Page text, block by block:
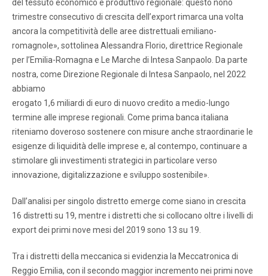
del tessuto economico e produttivo regionale: questo nono
trimestre consecutivo di crescita dell’export rimarca una volta
ancora la competitività delle aree distrettuali emiliano-
romagnole», sottolinea Alessandra Florio, direttrice Regionale
per l’Emilia-Romagna e Le Marche di Intesa Sanpaolo. Da parte
nostra, come Direzione Regionale di Intesa Sanpaolo, nel 2022
abbiamo
erogato 1,6 miliardi di euro di nuovo credito a medio-lungo
termine alle imprese regionali. Come prima banca italiana
riteniamo doveroso sostenere con misure anche straordinarie le
esigenze di liquidità delle imprese e, al contempo, continuare a
stimolare gli investimenti strategici in particolare verso
innovazione, digitalizzazione e sviluppo sostenibile».
Dall’analisi per singolo distretto emerge come siano in crescita
16 distretti su 19, mentre i distretti che si collocano oltre i livelli di
export dei primi nove mesi del 2019 sono 13 su 19.
Tra i distretti della meccanica si evidenzia la Meccatronica di
Reggio Emilia, con il secondo maggior incremento nei primi nove